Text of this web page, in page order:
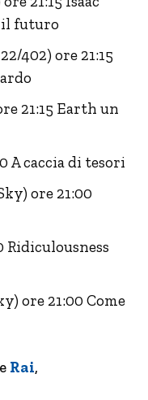
il futuro
402) ore 21:15
21:15 Earth un
A caccia di tesori
ore 21:00
Ridiculousness
ore 21:00 Come
Rai,